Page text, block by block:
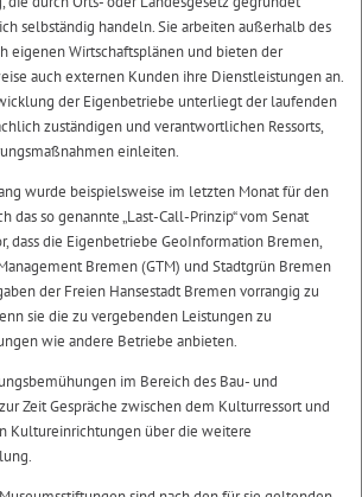
selbständig handeln. Sie arbeiten außerhalb des
eigenen Wirtschaftsplänen und bieten der
auch externen Kunden ihre Dienstleistungen an.
der Eigenbetriebe unterliegt der laufenden
zuständigen und verantwortlichen Ressorts,
einleiten.
wurde beispielsweise im letzten Monat für den
das so genannte „Last-Call-Prinzip“ vom Senat
dass die Eigenbetriebe GeoInformation Bremen,
Bremen (GTM) und Stadtgrün Bremen
der Freien Hansestadt Bremen vorrangig zu
sie die zu vergebenden Leistungen zu
wie andere Betriebe anbieten.
im Bereich des Bau- und
Zeit Gespräche zwischen dem Kulturressort und
Kultureinrichtungen über die weitere